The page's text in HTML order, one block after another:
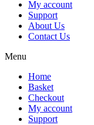
My account
Support
About Us
Contact Us
Menu
Home
Basket
Checkout
My account
Support